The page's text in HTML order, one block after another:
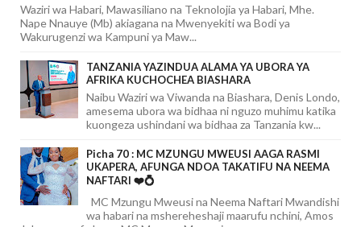
Waziri wa Habari, Mawasiliano na Teknolojia ya Habari, Mhe.
Nape Nnauye (Mb) akiagana na Mwenyekiti wa Bodi ya
Wakurugenzi wa Kampuni ya Maw...
TANZANIA YAZINDUA ALAMA YA UBORA YA
AFRIKA KUCHOCHEA BIASHARA
Naibu Waziri wa Viwanda na Biashara, Denis Londo,
amesema ubora wa bidhaa ni nguzo muhimu katika
kuongeza ushindani wa bidhaa za Tanzania kw...
Picha 70 : MC MZUNGU MWEUSI AAGA RASMI
UKAPERA, AFUNGA NDOA TAKATIFU NA NEEMA
NAFTARI ❤️💍
MC Mzungu Mweusi na Neema Naftari Mwandishi
wa habari na mshereheshaji maarufu nchini, Amos